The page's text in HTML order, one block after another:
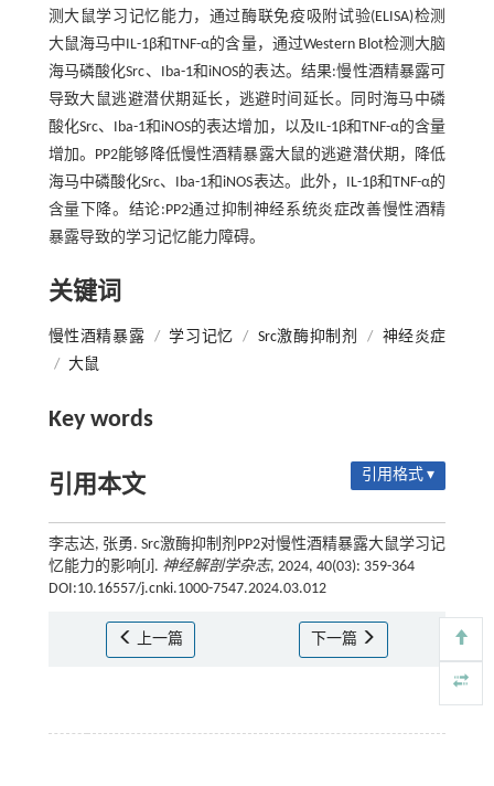
测大鼠学习记忆能力，通过酶联免疫吸附试验(ELISA)检测
大鼠海马中IL-1β和TNF-α的含量，通过Western Blot检测大脑
海马磷酸化Src、Iba-1和iNOS的表达。结果:慢性酒精暴露可
导致大鼠逃避潜伏期延长，逃避时间延长。同时海马中磷
酸化Src、Iba-1和iNOS的表达增加，以及IL-1β和TNF-α的含量
增加。PP2能够降低慢性酒精暴露大鼠的逃避潜伏期，降低
海马中磷酸化Src、Iba-1和iNOS表达。此外，IL-1β和TNF-α的
含量下降。结论:PP2通过抑制神经系统炎症改善慢性酒精
暴露导致的学习记忆能力障碍。
关键词
慢性酒精暴露 / 学习记忆 / Src激酶抑制剂 / 神经炎症
/ 大鼠
Key words
引用本文 引用格式 ▾
李志达, 张勇. Src激酶抑制剂PP2对慢性酒精暴露大鼠学习记
忆能力的影响[J]. 神经解剖学杂志, 2024, 40(03): 359-364
DOI:10.16557/j.cnki.1000-7547.2024.03.012
上一篇 下一篇